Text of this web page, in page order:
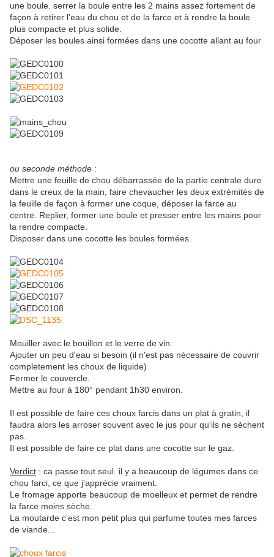
une boule. serrer la boule entre les 2 mains assez fortement de
façon à retirer l'eau du chou et de la farce et à rendre la boule
plus compacte et plus solide.
Déposer les boules ainsi formées dans une cocotte allant au four
ou seconde méthode :
Mettre une feuille de chou débarrassée de la partie centrale dure
dans le creux de la main, faire chevaucher les deux extrémités de
la feuille de façon à former une coque, déposer la farce au
centre. Replier, former une boule et presser entre les mains pour
la rendre compacte.
Disposer dans une cocotte les boules formées.
Mouiller avec le bouillon et le verre de vin.
Ajouter un peu d'eau si besoin (il n'est pas nécessaire de couvrir
completement les choux de liquide)
Fermer le couvercle.
Mettre au four à 180° pendant 1h30 environ.
Il est possible de faire ces choux farcis dans un plat à gratin, il
faudra alors les arroser souvent avec le jus pour qu'ils ne sèchent
pas.
Il est possible de faire ce plat dans une cocotte sur le gaz.
Verdict : ca passe tout seul. il y a beaucoup de légumes dans ce
chou farci, ce que j'apprécie vraiment.
Le fromage apporte beaucoup de moelleux et permet de rendre
la farce moins sèche.
La moutarde c'est mon petit plus qui parfume toutes mes farces
de viande...